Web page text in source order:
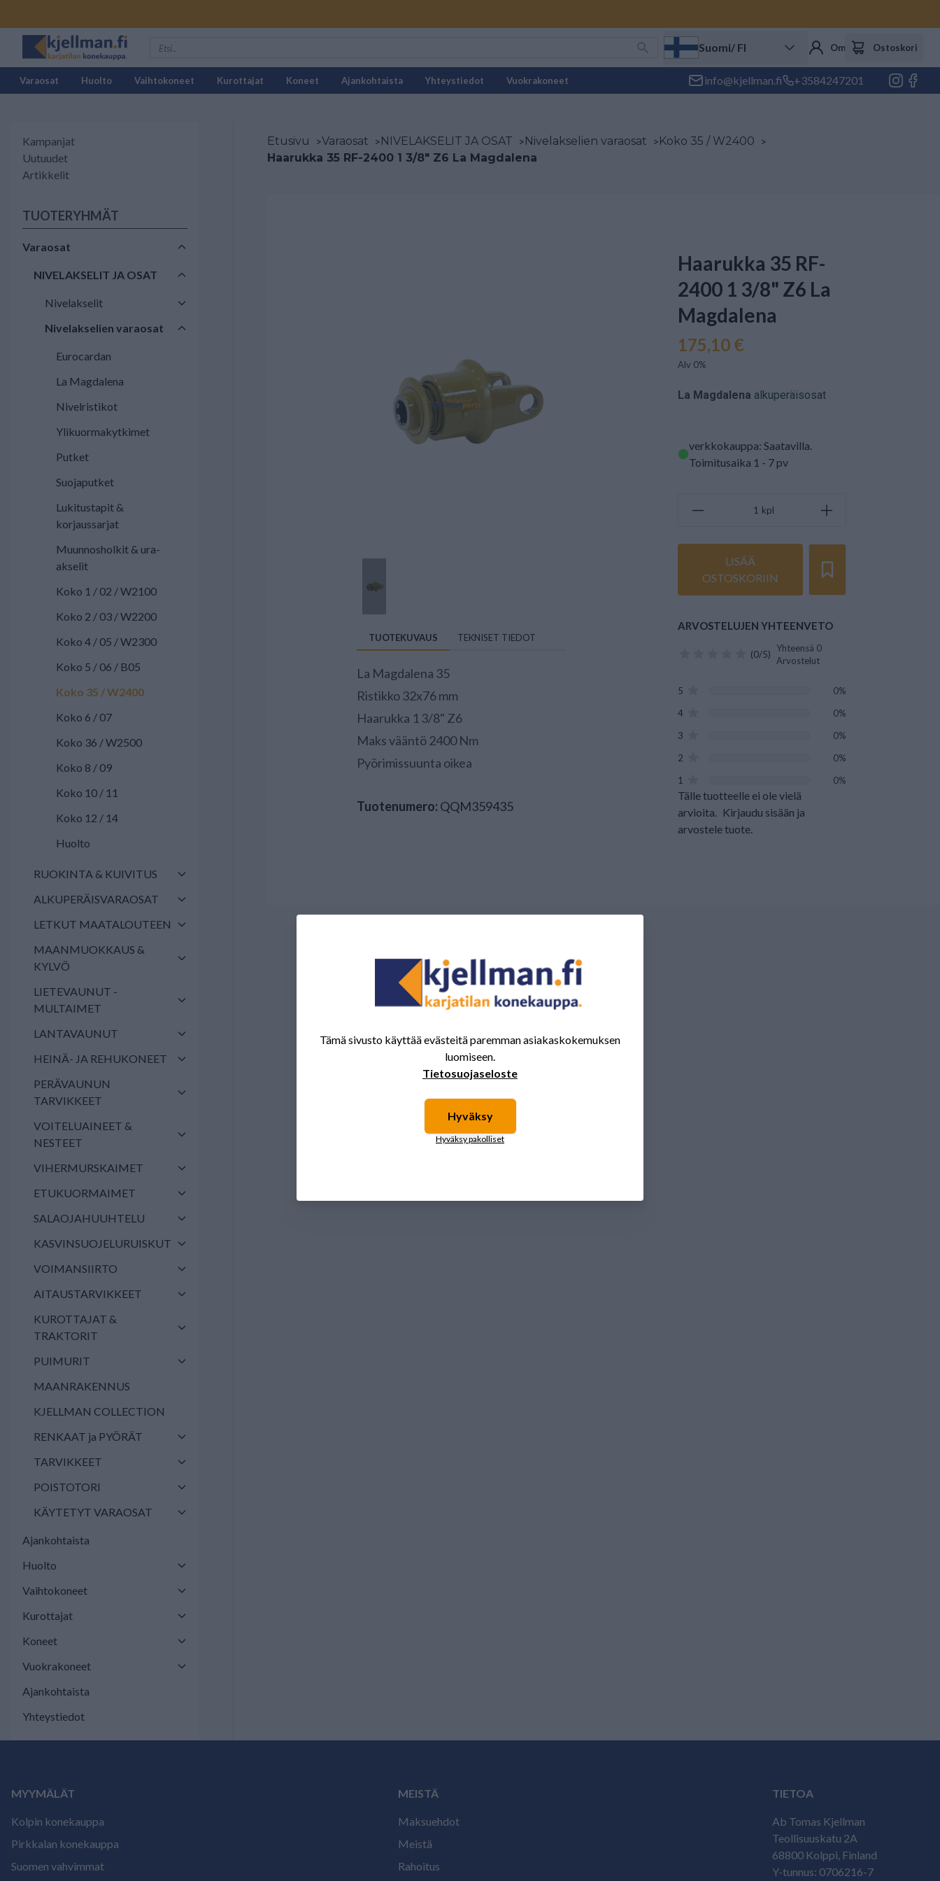
Suomi/ FI Oma tili Ostoskori
Varaosat Huolto Vaihtokoneet Kurottajat Koneet Ajankohtaista Yhteystiedot Vuokrakoneet info@kjellman.fi +3584247201
Kampanjat
Uutuudet
Artikkelit
TUOTERYHMÄT
Varaosat
NIVELAKSELIT JA OSAT
Nivelakselit
Nivelakselien varaosat
Eurocardan
La Magdalena
Nivelristikot
Ylikuormakytkimet
Putket
Suojaputket
Lukitustapit &
korjaussarjat
Muunnosholkit & ura-
akselit
Koko 1 / 02 / W2100
Koko 2 / 03 / W2200
Koko 4 / 05 / W2300
Koko 5 / 06 / B05
Koko 35 / W2400
Koko 6 / 07
Koko 36 / W2500
Koko 8 / 09
Koko 10 / 11
Koko 12 / 14
Huolto
RUOKINTA & KUIVITUS
ALKUPERÄISVARAOSAT
LETKUT MAATALOUTEEN
MAANMUOKKAUS &
KYLVÖ
LIETEVAUNUT -
MULTAIMET
LANTAVAUNUT
HEINÄ- JA REHUKONEET
PERÄVAUNUN
TARVIKKEET
VOITELUAINEET &
NESTEET
VIHERMURSKAIMET
ETUKUORMAIMET
SALAOJAHUUHTELU
KASVINSUOJELURUISKUT
VOIMANSIIRTO
AITAUSTARVIKKEET
KUROTTAJAT &
TRAKTORIT
PUIMURIT
MAANRAKENNUS
KJELLMAN COLLECTION
RENKAAT ja PYÖRÄT
TARVIKKEET
POISTOTORI
KÄYTETYT VARAOSAT
Ajankohtaista
Huolto
Vaihtokoneet
Kurottajat
Koneet
Vuokrakoneet
Ajankohtaista
Yhteystiedot
Etusivu >Varaosat >NIVELAKSELIT JA OSAT >Nivelakselien varaosat >Koko 35 / W2400 >
Haarukka 35 RF-2400 1 3/8" Z6 La Magdalena
TUOTEKUVAUS TEKNISET TIEDOT
La Magdalena 35
Ristikko 32x76 mm
Haarukka 1 3/8" Z6
Maks vääntö 2400 Nm
Pyörimissuunta oikea
Tuotenumero: QQM359435
Haarukka 35 RF-
2400 1 3/8" Z6 La
Magdalena
175,10 €
Alv 0%
La Magdalena alkuperäisosat
verkkokauppa: Saatavilla.
Toimitusaika 1 - 7 pv
kpl
LISÄÄ
OSTOSKORIIN
ARVOSTELUJEN YHTEENVETO
(0/5)
Yhteensä 0
Arvostelut
5
0%
4
0%
3
0%
2
0%
1
0%
Tälle tuotteelle ei ole vielä
arvioita. Kirjaudu sisään ja
arvostele tuote.
MYYMÄLÄT
Kolpin konekauppa
Pirkkalan konekauppa
Suomen vahvimmat
MEISTÄ
Maksuehdot
Meistä
Rahoitus
TIETOA
Ab Tomas Kjellman
Teollisuuskatu 2A
68800 Kolppi, Finland
Y-tunnus: 0706216-7
Tämä sivusto käyttää evästeitä paremman asiakaskokemuksen
luomiseen.
Tietosuojaseloste
Hyväksy
Hyväksy pakolliset